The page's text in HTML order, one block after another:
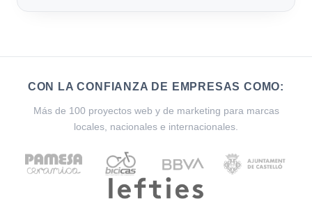
CON LA CONFIANZA DE EMPRESAS COMO:
Más de 100 proyectos web y de marketing para marcas
locales, nacionales e internacionales.